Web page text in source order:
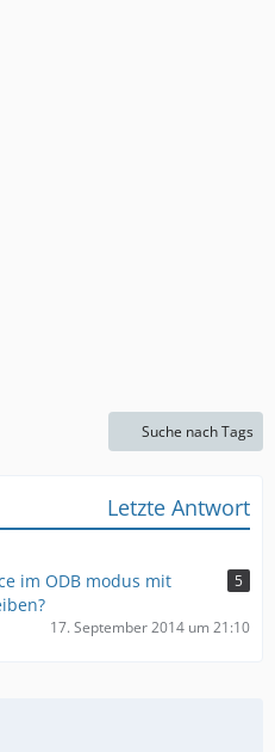
Suche nach Tags
Letzte Antwort
im ODB modus mit
5
17. September 2014 um 21:10